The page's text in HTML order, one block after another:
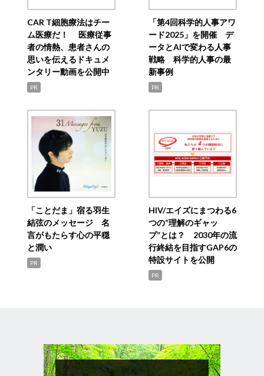
CAR T細胞療法はチー
ム医療だ！ 医療従事
者の情熱、患者さんの
思いを伝えるドキュメ
ンタリー動画を公開中
PR
「第4回科学的人事アワ
ード2025」を開催 デ
ータとAIで変わる人事
戦略 科学的人事の最
新事例
PR
「ことだま」宿る羽生
結弦のメッセージ 名
言がもたらす心の平穏
と潤い
PR
HIV/エイズにまつわる6
つの“理解のギャッ
プ”とは？ 2030年の流
行終結を目指すGAP6の
特設サイトを公開
PR